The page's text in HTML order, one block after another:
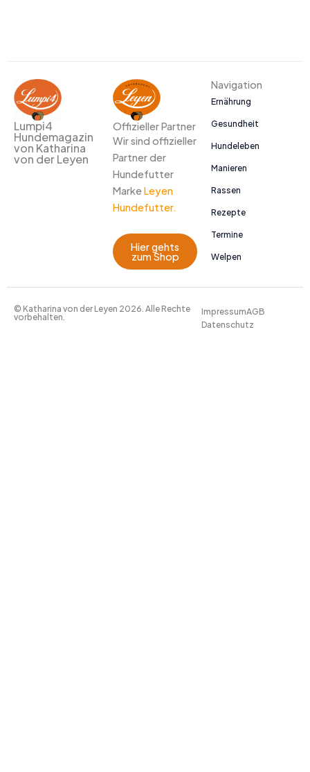
Lumpi4
Hundemagazin
von Katharina
von der Leyen
Offizieller Partner
Wir sind offizieller
Partner der
Hundefutter
Marke Leyen
Hundefutter.
Hier gehts
zum Shop
Navigation
Ernährung
Gesundheit
Hundeleben
Manieren
Rassen
Rezepte
Termine
Welpen
© Katharina von der Leyen 2026. Alle Rechte
vorbehalten.
ImpressumAGB
Datenschutz